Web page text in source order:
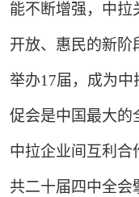
能不断增强，中拉
开放、惠民的新阶
举办17届，成为
促会是中国最大的
中拉企业间互利合
共二十届四中全会